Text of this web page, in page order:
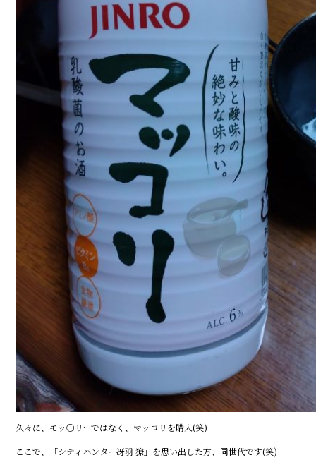
久々に、モッ〇リ…ではなく、マッコリを購入(笑)
ここで、「シティハンター冴羽 獠」を思い出した方、同世代です(笑)